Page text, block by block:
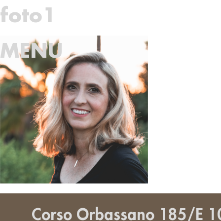
Vai
al
MENU
foto1
Corso Orbassano 185/E